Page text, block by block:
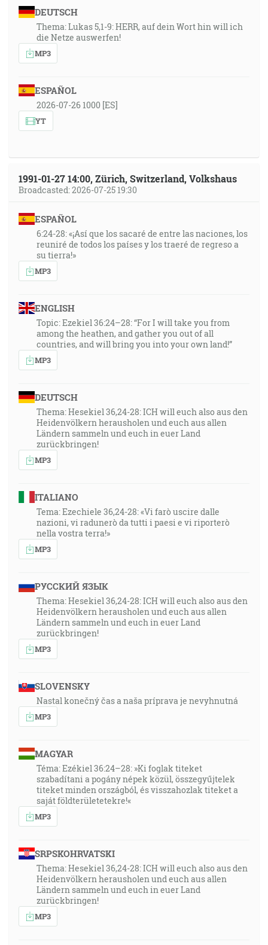
DEUTSCH
Thema: Lukas 5,1-9: HERR, auf dein Wort hin will ich
die Netze auswerfen!
MP3
ESPAÑOL
2026-07-26 1000 [ES]
YT
1991-01-27 14:00, Zürich, Switzerland, Volkshaus
Broadcasted: 2026-07-25 19:30
ESPAÑOL
6:24-28: «¡Así que los sacaré de entre las naciones, los
reuniré de todos los países y los traeré de regreso a
su tierra!»
MP3
ENGLISH
Topic: Ezekiel 36:24–28: “For I will take you from
among the heathen, and gather you out of all
countries, and will bring you into your own land!”
MP3
DEUTSCH
Thema: Hesekiel 36,24-28: ICH will euch also aus den
Heidenvölkern herausholen und euch aus allen
Ländern sammeln und euch in euer Land
zurückbringen!
MP3
ITALIANO
Tema: Ezechiele 36,24-28: «Vi farò uscire dalle
nazioni, vi radunerò da tutti i paesi e vi riporterò
nella vostra terra!»
MP3
РУССКИЙ ЯЗЫК
Thema: Hesekiel 36,24-28: ICH will euch also aus den
Heidenvölkern herausholen und euch aus allen
Ländern sammeln und euch in euer Land
zurückbringen!
MP3
SLOVENSKY
Nastal konečný čas a naša príprava je nevyhnutná
MP3
MAGYAR
Téma: Ezékiel 36:24–28: »Ki foglak titeket
szabadítani a pogány népek közül, összegyűjtelek
titeket minden országból, és visszahozlak titeket a
saját földterületetekre!«
MP3
SRPSKOHRVATSKI
Thema: Hesekiel 36,24-28: ICH will euch also aus den
Heidenvölkern herausholen und euch aus allen
Ländern sammeln und euch in euer Land
zurückbringen!
MP3